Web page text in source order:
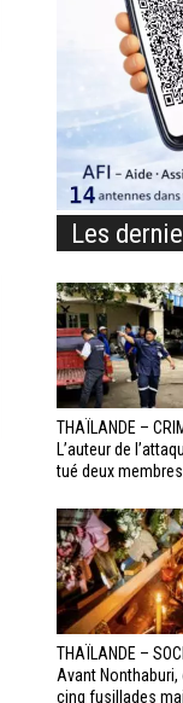
Les
THAÏLANDE –
L’auteur de
tué deux
THAÏLANDE –
Avant Nonthaburi,
cinq fusillades